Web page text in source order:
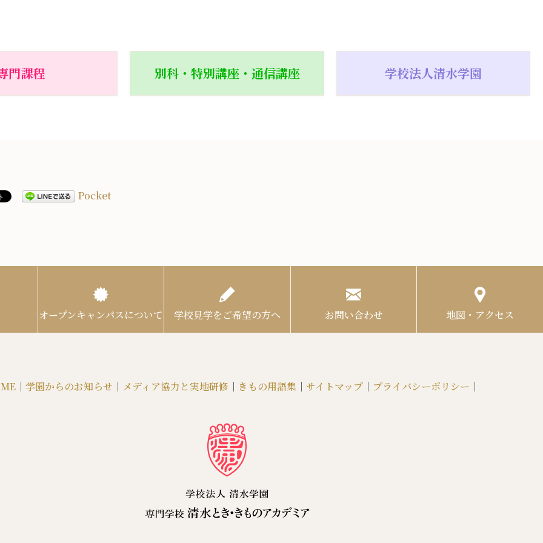
門課程 別科・特別講座・通信講座 学校法人清水学園
Pocket
オープンキャンパスについて 学校見学をご希望の方へ お問い合わせ 地図・アクセス
｜ 学園からのお知らせ ｜ メディア協力と実地研修 ｜ きもの用語集｜ サイトマップ｜ プライバシーポリシー ｜